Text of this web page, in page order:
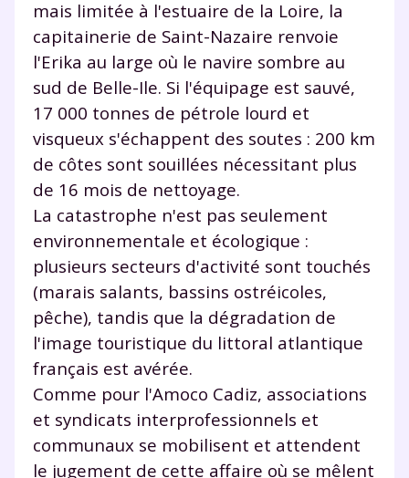
mais limitée à l'estuaire de la Loire, la
capitainerie de Saint-Nazaire renvoie
l'Erika au large où le navire sombre au
sud de Belle-Ile. Si l'équipage est sauvé,
17 000 tonnes de pétrole lourd et
visqueux s'échappent des soutes : 200 km
de côtes sont souillées nécessitant plus
de 16 mois de nettoyage.
La catastrophe n'est pas seulement
environnementale et écologique :
plusieurs secteurs d'activité sont touchés
(marais salants, bassins ostréicoles,
pêche), tandis que la dégradation de
l'image touristique du littoral atlantique
français est avérée.
Comme pour l'Amoco Cadiz, associations
et syndicats interprofessionnels et
communaux se mobilisent et attendent
le jugement de cette affaire où se mêlent
Envie de progresser
et de réussir votre
année scolaire ?